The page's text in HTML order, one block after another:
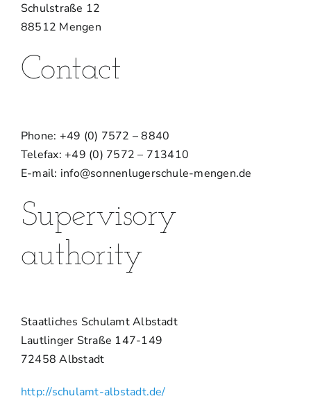
Schulstraße 12
88512 Mengen
Contact
Phone: +49 (0) 7572 – 8840
Telefax: +49 (0) 7572 – 713410
E-mail: info@sonnenlugerschule-mengen.de
Supervisory
authority
Staatliches Schulamt Albstadt
Lautlinger Straße 147-149
72458 Albstadt
http://schulamt-albstadt.de/